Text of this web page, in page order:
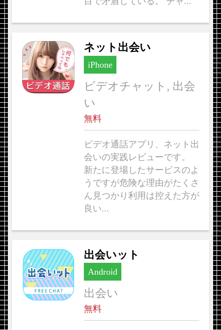
ネット出会い
iPhone
ビデオチャット, 出会
い
無料
ビデオ通話アプリ、ネット出
会いの実践レビューです。
新たに登場したサービスのよ
うですが危険な理由がたくさ
ん見つかり利用は控えた方が
良い...
出会いット
Android
出会い
無料